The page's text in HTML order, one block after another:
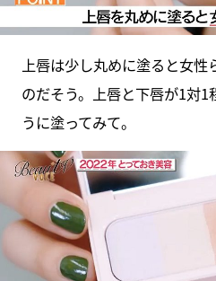
上唇は少し丸めに塗ると女
のだそう。上唇と下唇が1対1
うに塗ってみて。